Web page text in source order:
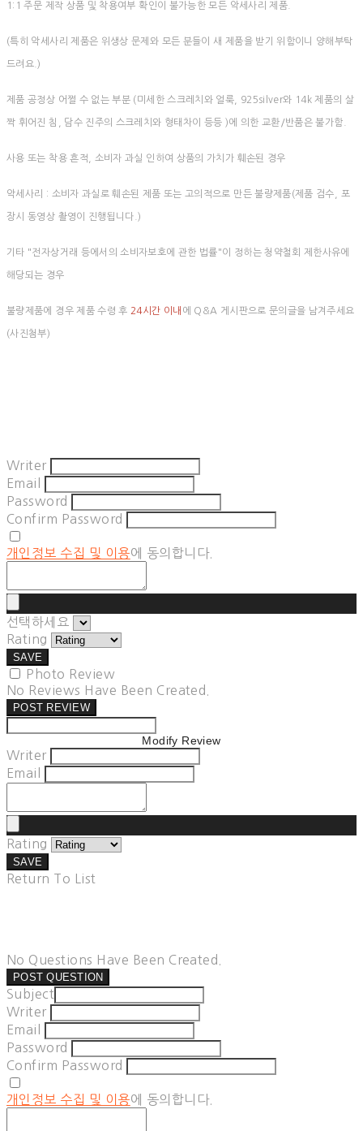
1:1 주문 제작 상품 및 착용여부 확인이 불가능한 모든 악세사리 제품.
(특히 악세사리 제품은 위생상 문제와 모든 분들이 새 제품을 받기 위함이니 양해부탁
드려요.)
제품 공정상 어쩔 수 없는 부분 (미세한 스크레치와 얼룩, 925silver와 14k 제품의 살
짝 휘어진 침, 담수 진주의 스크레치와 형태차이 등등 )에 의한 교환/반품은 불가함.
사용 또는 착용 흔적, 소비자 과실 인하여 상품의 가치가 훼손된 경우
악세사리 : 소비자 과실로 훼손된 제품 또는 고의적으로 만든 불량제품(제품 검수, 포
장시 동영상 촬영이 진행됩니다.)
기타 "전자상거래 등에서의 소비자보호에 관한 법률"이 정하는 청약철회 제한사유에
해당되는 경우
불량제품에 경우 제품 수령 후 24시간 이내 에 Q&A 게시판으로 문의글을 남겨주세요
(사진첨부)
Writer
Email
Password
Confirm Password
개인정보 수집 및 이용에 동의합니다.
선택하세요
Rating
SAVE
Photo Review
No Reviews Have Been Created.
POST REVIEW
Modify Review
Writer
Email
Rating
SAVE
Return To List
No Questions Have Been Created.
POST QUESTION
Subject
Writer
Email
Password
Confirm Password
개인정보 수집 및 이용에 동의합니다.